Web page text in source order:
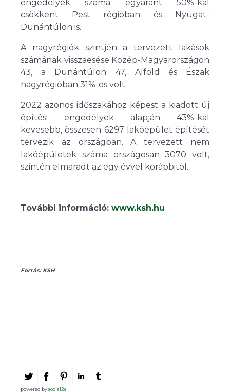
engedélyek száma egyaránt 50%-kal
csökkent Pest régióban és Nyugat-
Dunántúlon is.
A nagyrégiók szintjén a tervezett lakások
számának visszaesése Közép-Magyarországon
43, a Dunántúlon 47, Alföld és Észak
nagyrégióban 31%-os volt.
2022 azonos időszakához képest a kiadott új
építési engedélyek alapján 43%-kal
kevesebb, összesen 6297 lakóépület építését
tervezik az országban. A tervezett nem
lakóépületek száma országosan 3070 volt,
szintén elmaradt az egy évvel korábbitól.
További információ: www.ksh.hu
Forrás: KSH
powered bysocial2s